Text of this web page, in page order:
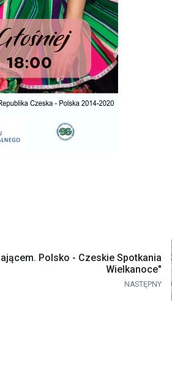
Polsko - Czeskie Spotkania
Wielkanoce"
NASTĘPNY